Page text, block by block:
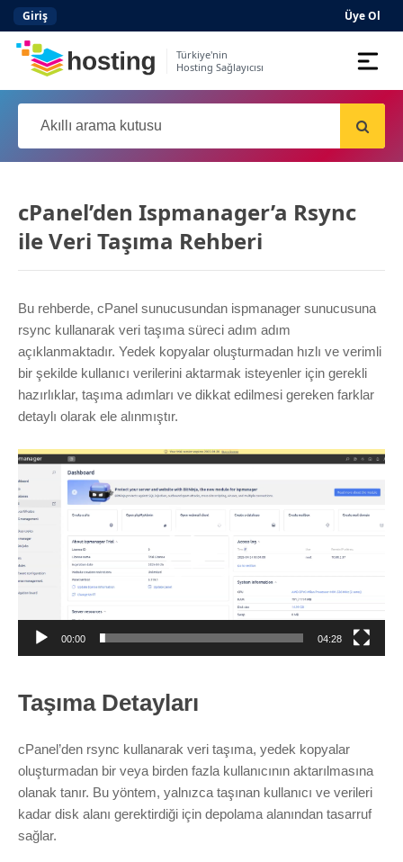
Giriş Üye Ol
Türkiye'nin
Hosting Sağlayıcısı
Domain
Hosting AI
Kurumsal E-posta
Server
SSL Sertifikası
Marka Tescil
Yapay Zeka
Bilgi Bankası
Blog
Kurumsal
Müşteri Giriş
Yeni Kayıt
cPanel’den Ispmanager’a Rsync
ile Veri Taşıma Rehberi
Bu rehberde, cPanel sunucusundan ispmanager sunucusuna
rsync kullanarak veri taşıma süreci adım adım
açıklanmaktadır. Yedek kopyalar oluşturmadan hızlı ve verimli
bir şekilde kullanıcı verilerini aktarmak isteyenler için gerekli
hazırlıklar, taşıma adımları ve dikkat edilmesi gereken farklar
detaylı olarak ele alınmıştır.
Video
oynatıcı
00:00 04:28
Taşıma Detayları
cPanel’den rsync kullanarak veri taşıma, yedek kopyalar
oluşturmadan bir veya birden fazla kullanıcının aktarılmasına
olanak tanır. Bu yöntem, yalnızca taşınan kullanıcı ve verileri
kadar disk alanı gerektirdiği için depolama alanından tasarruf
sağlar.